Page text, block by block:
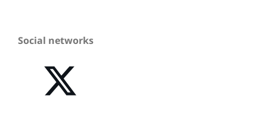
Social networks